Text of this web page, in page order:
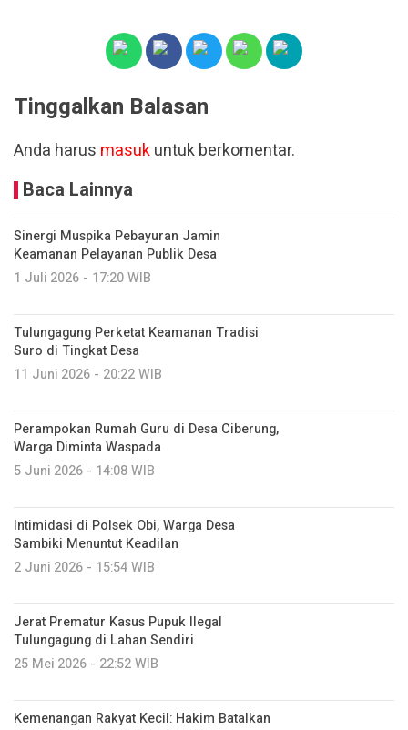
Tinggalkan Balasan
Anda harus masukuntuk berkomentar.
Baca Lainnya
Sinergi Muspika Pebayuran Jamin
Keamanan Pelayanan Publik Desa
1 Juli 2026 - 17:20 WIB
Tulungagung Perketat Keamanan Tradisi
Suro di Tingkat Desa
11 Juni 2026 - 20:22 WIB
Perampokan Rumah Guru di Desa Ciberung,
Warga Diminta Waspada
5 Juni 2026 - 14:08 WIB
Intimidasi di Polsek Obi, Warga Desa
Sambiki Menuntut Keadilan
2 Juni 2026 - 15:54 WIB
Jerat Prematur Kasus Pupuk Ilegal
Tulungagung di Lahan Sendiri
25 Mei 2026 - 22:52 WIB
Kemenangan Rakyat Kecil: Hakim Batalkan